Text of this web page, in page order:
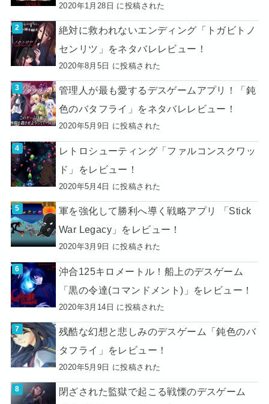
2020年1月28日 に投稿された
絶対に救われないエンディング「トガビトノ
センリツ」をネタバレレビュー！
2020年8月5日 に投稿された
管理人が最も愛するデスゲームアプリ！「鈍
色のバタフライ」をネタバレレビュー！
2020年5月9日 に投稿された
レトロシューティング「ファルコンスクワッ
ド」をレビュー！
2020年5月4日 に投稿された
軍を強化して勝利へ導く戦略アプリ 「Stick
War Legacy」をレビュー！
2020年3月9日 に投稿された
沖合125キロメートル！船上のデスゲーム
「黒の令達(コマンドメント)」をレビュー！
2020年3月14日 に投稿された
残酷な幻想と悲しみのデスゲーム「鈍色のバ
タフライ」をレビュー！
2020年5月9日 に投稿された
閉ざされた監獄で起こる戦慄のデスゲーム